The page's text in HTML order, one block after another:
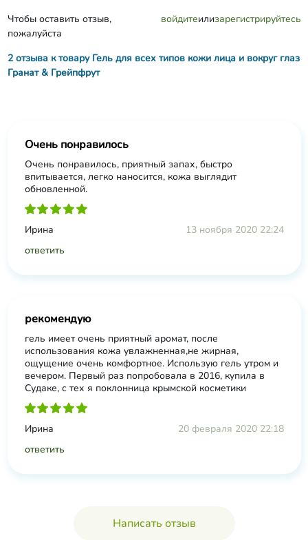
Чтобы оставить отзыв,
пожалуйста
войдитеилизарегистрируйтесь
2 отзыва к товару Гель для всех типов кожи лица и вокруг глаз
Гранат & Грейпфрут
Очень понравилось
Очень понравилось, приятный запах, быстро
впитывается, легко наносится, кожа выглядит
обновленной.
Ирина
13 ноября 2020 22:24
ответить
рекомендую
гель имеет очень приятный аромат, после
использования кожа увлажненная,не жирная,
ощущение очень комфортное. Использую гель утром и
вечером. Первый раз попробовала в 2016, купила в
Судаке, с тех я поклонница крымской косметики
Ирина
20 февраля 2020 22:18
ответить
Написать отзыв